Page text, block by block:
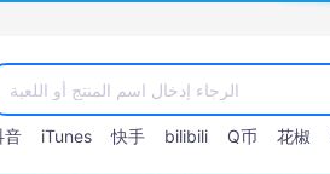
音 iTunes 快手 bilibili Q币 花椒